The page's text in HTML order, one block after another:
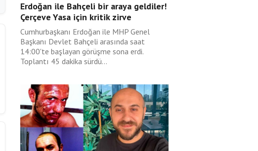
Erdoğan ile Bahçeli bir araya geldiler!
Çerçeve Yasa için kritik zirve
Cumhurbaşkanı Erdoğan ile MHP Genel
Başkanı Devlet Bahçeli arasında saat
14:00'te başlayan görüşme sona erdi.
Toplantı 45 dakika sürdü...